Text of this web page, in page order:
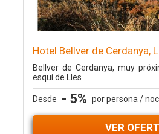
Hotel Bellver de Cerdanya,
Bellver de Cerdanya, muy
esquí de Lles
Desde - 5% por persona /
VER